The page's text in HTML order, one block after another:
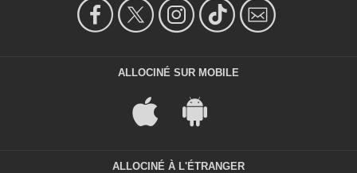
ALLOCINÉ SUR MOBILE
ALLOCINÉ À L'ÉTRANGER